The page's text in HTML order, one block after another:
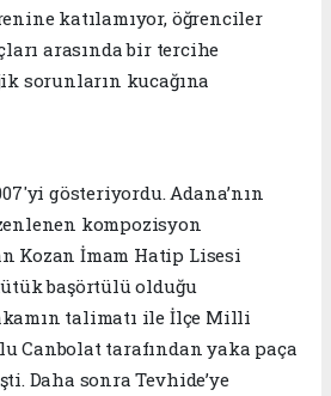
katılamıyor, öğrenciler
arasında bir tercihe
sorunların kucağına
gösteriyordu. Adana’nın
kompozisyon
Kozan İmam Hatip Lisesi
başörtülü olduğu
talimatı ile İlçe Milli
Canbolat tarafından yaka paça
Daha sonra Tevhide’ye